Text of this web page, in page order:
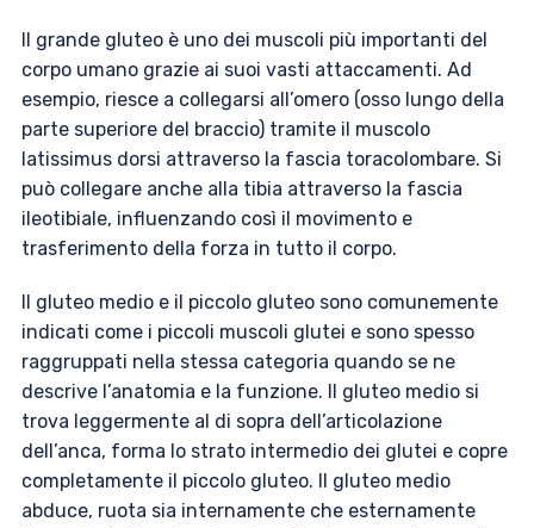
Il grande gluteo è uno dei muscoli più importanti del
corpo umano grazie ai suoi vasti attaccamenti. Ad
esempio, riesce a collegarsi all’omero (osso lungo della
parte superiore del braccio) tramite il muscolo
latissimus dorsi attraverso la fascia toracolombare. Si
può collegare anche alla tibia attraverso la fascia
ileotibiale, influenzando così il movimento e
trasferimento della forza in tutto il corpo.
Il gluteo medio e il piccolo gluteo sono comunemente
indicati come i piccoli muscoli glutei e sono spesso
raggruppati nella stessa categoria quando se ne
descrive l’anatomia e la funzione. Il gluteo medio si
trova leggermente al di sopra dell’articolazione
dell’anca, forma lo strato intermedio dei glutei e copre
completamente il piccolo gluteo. Il gluteo medio
abduce, ruota sia internamente che esternamente